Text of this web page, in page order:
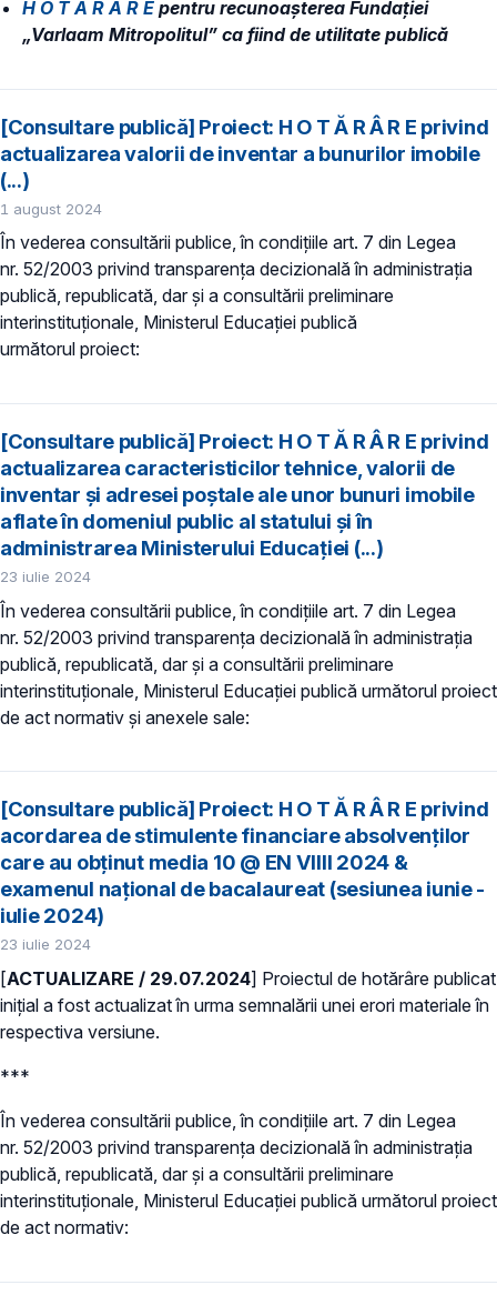
H O T Ă R Â R E pentru recunoaşterea Fundației
„Varlaam Mitropolitul” ca fiind de utilitate publică
[Consultare publică] Proiect: H O T Ă R Â R E privind
actualizarea valorii de inventar a bunurilor imobile
(...)
1 august 2024
În vederea consultării publice, în condiţiile art. 7 din Legea
nr. 52/2003 privind transparenţa decizională în administraţia
publică, republicată, dar și a consultării preliminare
interinstituționale, Ministerul Educaţiei publică
următorul proiect:
[Consultare publică] Proiect: H O T Ă R Â R E privind
actualizarea caracteristicilor tehnice, valorii de
inventar și adresei poștale ale unor bunuri imobile
aflate în domeniul public al statului și în
administrarea Ministerului Educației (...)
23 iulie 2024
În vederea consultării publice, în condiţiile art. 7 din Legea
nr. 52/2003 privind transparenţa decizională în administraţia
publică, republicată, dar și a consultării preliminare
interinstituționale, Ministerul Educaţiei publică următorul proiect
de act normativ și anexele sale:
[Consultare publică] Proiect: H O T Ă R Â R E privind
acordarea de stimulente financiare absolvenților
care au obținut media 10 @ EN VIIII 2024 &
examenul național de bacalaureat (sesiunea iunie -
iulie 2024)
23 iulie 2024
[ACTUALIZARE / 29.07.2024] Proiectul de hotărâre publicat
inițial a fost actualizat în urma semnalării unei erori materiale în
respectiva versiune.
***
În vederea consultării publice, în condiţiile art. 7 din Legea
nr. 52/2003 privind transparenţa decizională în administraţia
publică, republicată, dar și a consultării preliminare
interinstituționale, Ministerul Educaţiei publică următorul proiect
de act normativ: